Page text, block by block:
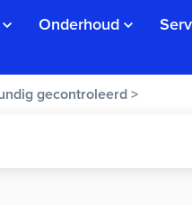
Onderhoud
gecontroleerd >